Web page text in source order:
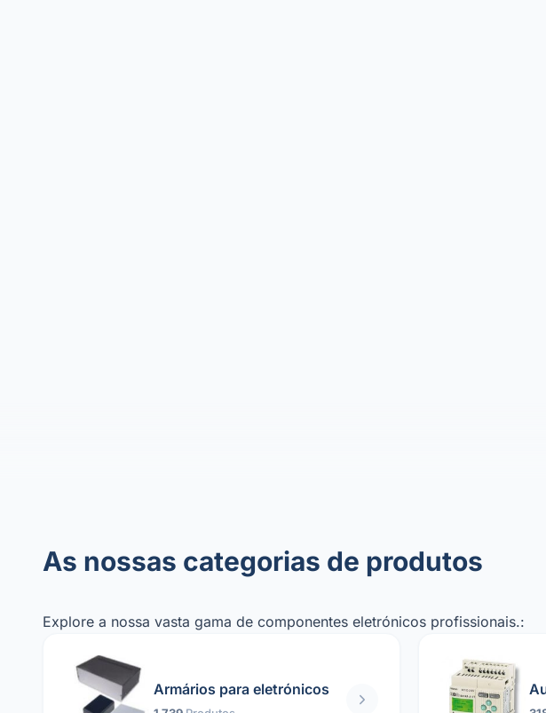
As nossas categorias de produtos
Explore a nossa vasta gama de componentes eletrónicos profissionais.:
Armários para eletrónicos